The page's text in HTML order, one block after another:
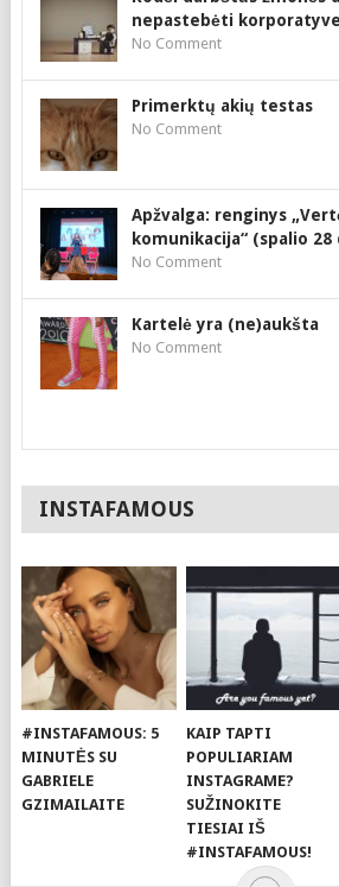
nepastebėti korporatyve
No Comment
Primerktų akių testas
No Comment
Apžvalga: renginys
komunikacija“ (spalio 28
No Comment
Kartelė yra (ne)aukšta
No Comment
INSTAFAMOUS
#INSTAFAMOUS: 5
MINUTĖS SU
GABRIELE
GZIMAILAITE
KAIP TAPTI
POPULIARIAM
INSTAGRAME?
SUŽINOKITE
TIESIAI IŠ
#INSTAFAMOUS!